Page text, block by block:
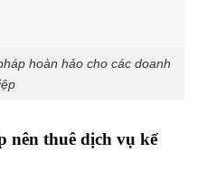
hoàn hảo cho các doanh
nên thuê dịch vụ kế